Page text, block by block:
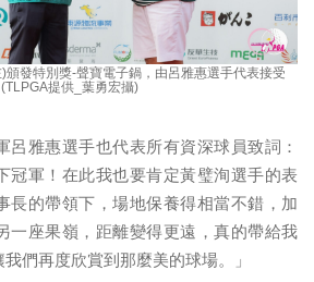
頒發特別獎-聲寶電子鍋，由呂雅惠選手代表接受
(TLPGA提供_葉勇宏攝)
呂雅惠選手也代表所有資深球員致詞：
冠軍！在此我也要肯定黃璧洵選手的表
長的帶領下，場地保養得相當不錯，加
一座果嶺，距離變得更遠，真的帶給我
們再度欣賞到那麼美的球場。」